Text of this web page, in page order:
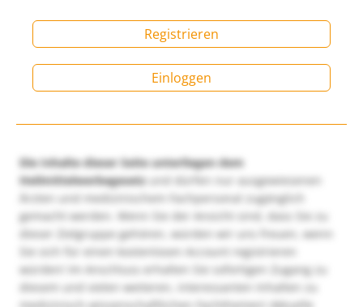
Registrieren
Einloggen
Die Inhalte dieser Seite unterliegen dem
Heilmittelwerbegesetzund dürfen nur ausgewiesenen
Ärzten und medizinischem Fachpersonal zugänglich
gemacht werden. Wenn Sie der Ansicht sind, dass Sie zu
dieser Zielgruppe gehören, würden wir uns freuen, wenn
Sie sich für einen kostenlosen Account registrieren
würden! Im Anschluss erhalten Sie sofortigen Zugang zu
diesem und vielen weiteren, interessanten Inhalten zu